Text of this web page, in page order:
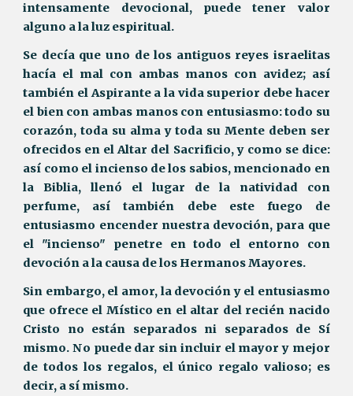
intensamente devocional, puede tener valor
alguno a la luz espiritual.
Se decía que uno de los antiguos reyes israelitas
hacía el mal con ambas manos con avidez; así
también el Aspirante a la vida superior debe hacer
el bien con ambas manos con entusiasmo: todo su
corazón, toda su alma y toda su Mente deben ser
ofrecidos en el Altar del Sacrificio, y como se dice:
así como el incienso de los sabios, mencionado en
la Biblia, llenó el lugar de la natividad con
perfume, así también debe este fuego de
entusiasmo encender nuestra devoción, para que
el "incienso" penetre en todo el entorno con
devoción a la causa de los Hermanos Mayores.
Sin embargo, el amor, la devoción y el entusiasmo
que ofrece el Místico en el altar del recién nacido
Cristo no están separados ni separados de Sí
mismo. No puede dar sin incluir el mayor y mejor
de todos los regalos, el único regalo valioso; es
decir, a sí mismo.